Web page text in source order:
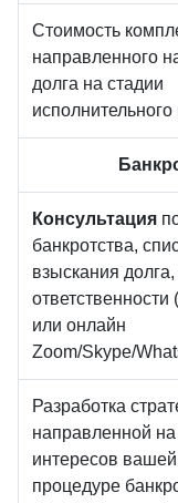
Стоимость
направленного
долга на стадии
Консультация
банкротства,
взыскания
или онлайн
Zoom/Skype/
Разработка
направленной
интересов
процедуре